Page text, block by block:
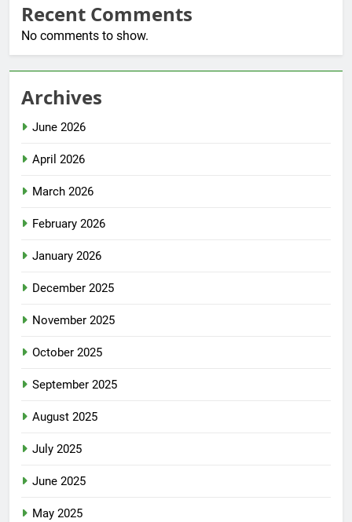
Recent Comments
No comments to show.
Archives
June 2026
April 2026
March 2026
February 2026
January 2026
December 2025
November 2025
October 2025
September 2025
August 2025
July 2025
June 2025
May 2025